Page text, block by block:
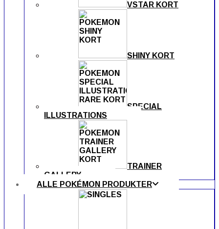
VSTAR KORT
SHINY KORT
SPECIAL
ILLUSTRATIONS
TRAINER
GALLERY
ALLE POKÉMON PRODUKTER